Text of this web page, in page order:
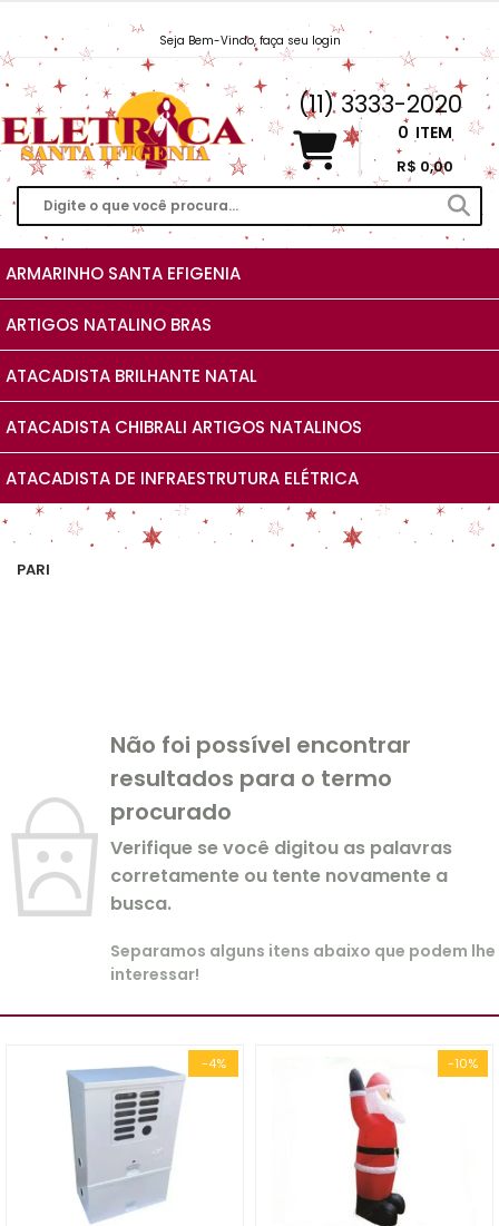
Seja Bem-Vindo, faça seu login
Vendas@EletricaSantaIfigenia.com.br
(11) 3333-2020
0 ITEM
R$ 0,00
ARMARINHO SANTA EFIGENIA
ARTIGOS NATALINO BRAS
ATACADISTA BRILHANTE NATAL
ATACADISTA CHIBRALI ARTIGOS NATALINOS
ATACADISTA DE INFRAESTRUTURA ELÉTRICA
PARI
Não foi possível encontrar
resultados para o termo
procurado
Verifique se você digitou as palavras
corretamente ou tente novamente a
busca.
Separamos alguns itens abaixo que podem lhe
interessar!
-4% -10%